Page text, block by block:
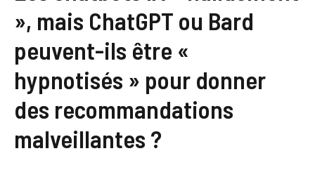
», mais ChatGPT ou Bard
peuvent-ils être «
hypnotisés » pour donner
des recommandations
malveillantes ?